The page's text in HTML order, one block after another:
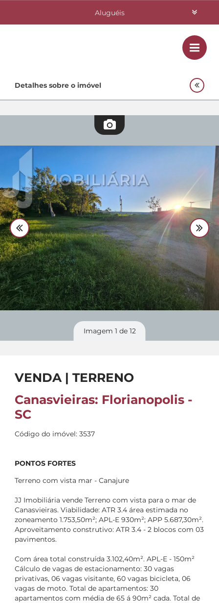
Aluguéis
Investimentos
Quem Somos
Contato
Fale Conosco 48 3364-0079
Plantão 48 99842-0500
Divulgue seu imóvel
Detalhes sobre o imóvel
Imagem 1 de 12
VENDA | TERRENO
Canasvieiras: Florianopolis -
SC
Código do imóvel: 3537
PONTOS FORTES
Terreno com vista mar - Canajure
JJ Imobiliária vende Terreno com vista para o mar de
Canasvieiras. Viabilidade: ATR 3.4 área estimada no
zoneamento 1.753,50m²; APL-E 930m²; APP 5.687,30m².
Aproveitamento construtivo: ATR 3.4 - 2 blocos com 03
pavimentos.
Com área total construída 3.102,40m². APL-E - 150m²
Cálculo de vagas de estacionamento: 30 vagas
privativas, 06 vagas visitante, 60 vagas bicicleta, 06
vagas de moto. Total de apartamentos: 30
apartamentos com média de 65 á 90m² cada. Total de